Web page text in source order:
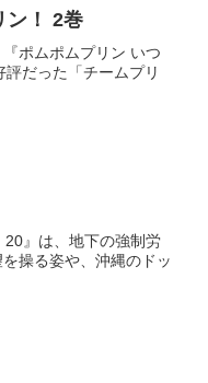
ン！ 2巻
ポムポムプリン いつ
だった「チームプリ
』は、地下の強制労
操る姿や、沖縄のドッ